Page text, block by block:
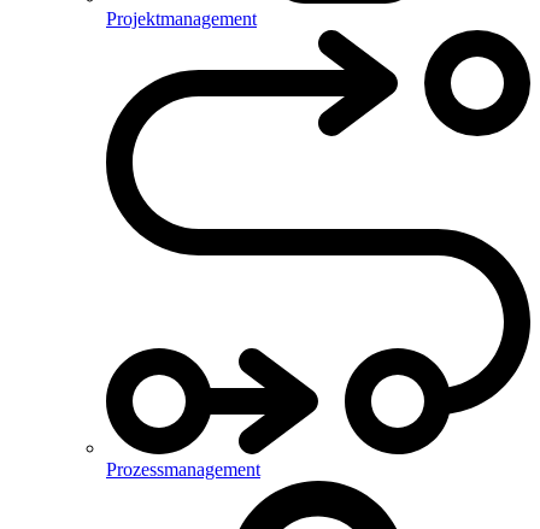
Projektmanagement
Prozessmanagement